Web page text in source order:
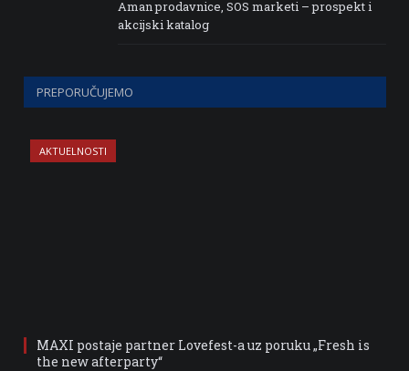
Aman prodavnice, SOS marketi – prospekt i
akcijski katalog
PREPORUČUJEMO
AKTUELNOSTI
MAXI postaje partner Lovefest-a uz poruku „Fresh is
the new afterparty“